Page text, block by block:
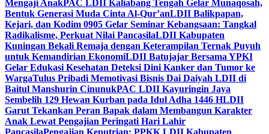
Mengaji AnakPAC LDII Kaliabang Tengah Gelar Munaqosah,
Bentuk Generasi Muda Cinta Al-Qur’anLDII Balikpapan,
Kejari, dan Kodim 0905 Gelar Seminar Kebangsaan: Tangkal
Radikalisme, Perkuat Nilai PancasilaLDII Kabupaten
Kuningan Bekali Remaja dengan Keterampilan Ternak Puyuh
untuk Kemandirian EkonomiLDII Batujajar Bersama YPKI
Gelar Edukasi Kesehatan Deteksi Dini Kanker dan Tumor ke
WargaTulus Pribadi Memotivasi Bisnis Dai Daiyah LDII di
Baitul Manshurin CinunukPAC LDII Kayuringin Jaya
Sembelih 129 Hewan Kurban pada Idul Adha 1446 HLDII
Garut Tekankan Peran Bapak dalam Membangun Karakter
Anak Lewat Pengajian Peringati Hari Lahir
PancasilaPengajian Keputrian: PPKK LDII Kabupaten